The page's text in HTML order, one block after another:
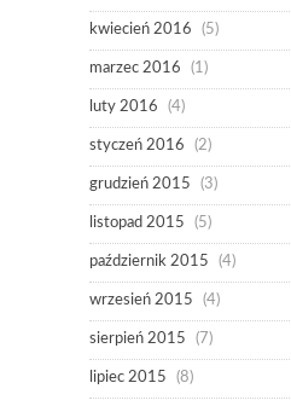
kwiecień 2016 (5)
marzec 2016 (1)
luty 2016 (4)
styczeń 2016 (2)
grudzień 2015 (3)
listopad 2015 (5)
październik 2015 (4)
wrzesień 2015 (4)
sierpień 2015 (7)
lipiec 2015 (8)